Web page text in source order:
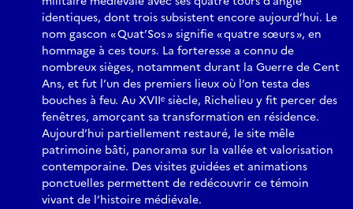
identiques, dont trois subsistent encore aujourd’hui. Le
nom gascon « Quat’Sos » signifie « quatre sœurs », en
hommage à ces tours. La forteresse a connu de
nombreux sièges, notamment durant la Guerre de Cent
Ans, et fut l’un des premiers lieux où l’on testa des
bouches à feu. Au XVIIᵉ siècle, Richelieu y fit percer des
fenêtres, amorçant sa transformation en résidence.
Aujourd’hui partiellement restauré, le site mêle
patrimoine bâti, panorama sur la vallée et valorisation
contemporaine. Des visites guidées et animations
ponctuelles permettent de redécouvrir ce témoin
vivant de l’histoire médiévale.